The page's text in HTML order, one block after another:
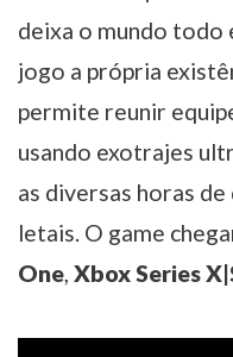
deixa o mundo todo
jogo a própria
permite reunir
usando exotrajes
as diversas horas
letais. O game
One, Xbox Series